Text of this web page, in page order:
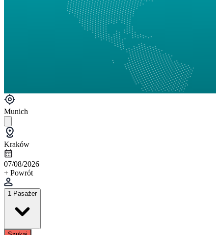
Munich
Kraków
07/08/2026
+ Powrót
1 Pasażer